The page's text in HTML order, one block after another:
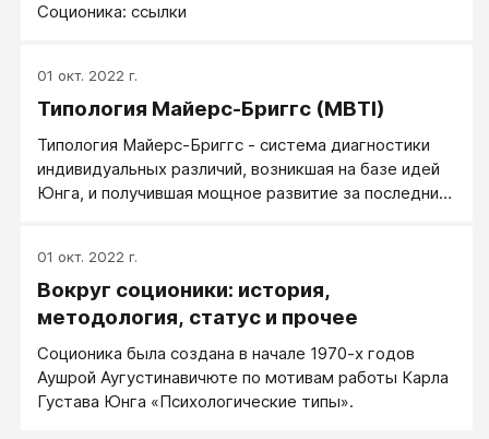
Соционика: ссылки
01 окт. 2022 г.
Типология Майерс-Бриггс (MBTI)
Типология Майерс-Бриггс - система диагностики
индивидуальных различий, возникшая на базе идей
Юнга, и получившая мощное развитие за последние
широкое применение в крупнейших западных
компаниях, что говорит о ее практической
надежности и валидности.
01 окт. 2022 г.
Вокруг соционики: история,
методология, статус и прочее
Соционика была создана в начале 1970-х годов
Аушрой Аугустинавичюте по мотивам работы Карла
Густава Юнга «Психологические типы».